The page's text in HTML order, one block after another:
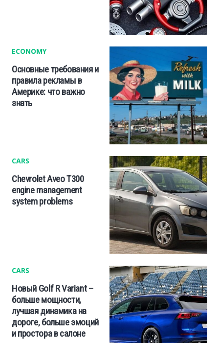
ECONOMY
Основные требования и
правила рекламы в
Америке: что важно
знать
CARS
Chevrolet Aveo T300
engine management
system problems
CARS
Новый Golf R Variant –
больше мощности,
лучшая динамика на
дороге, больше эмоций
и простора в салоне